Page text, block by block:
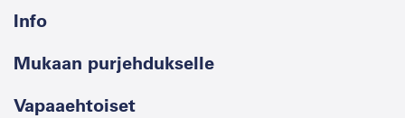
Info
Mukaan purjehdukselle
Vapaaehtoiset